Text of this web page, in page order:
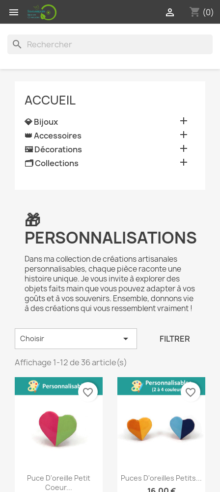
 shopping_cart (0)

search
ACCUEIL
💎 Bijoux 
👑 Accessoires 
🖼️ Décorations 
🗂️ Collections 
🎁
PERSONNALISATIONS
Dans ma collection de créations artisanales
personnalisables, chaque pièce raconte une
histoire unique. Je vous invite à explorer des
objets faits main que vous pouvez adapter à vos
goûts et à vos souvenirs. Ensemble, donnons vie
à des créations qui vous ressemblent vraiment !
Choisir  FILTRER
Affichage 1-12 de 36 article(s)
Aperçu rapide
Puce D'oreille Petit
Coeur...
favorite_border
Aperçu rapide
Puces D'oreilles Petits...
favorite_border